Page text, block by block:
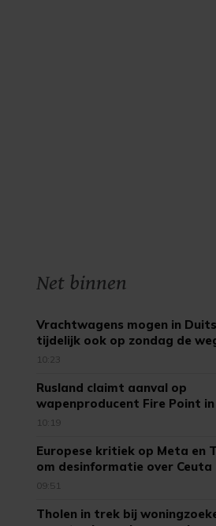
Net binnen
Vrachtwagens mogen in
tijdelijk ook op zondag de
10:23
Rusland claimt aanval op
wapenproducent Fire Point in
Oekraïne
10:19
Europese kritiek op Meta en
om desinformatie over Ceuta
09:51
Tholen in trek bij